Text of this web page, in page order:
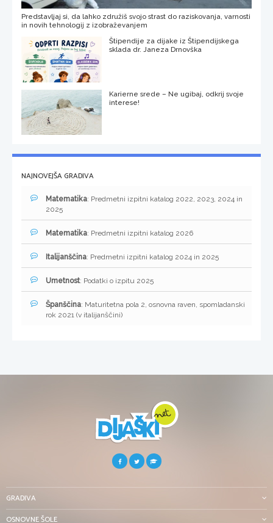
Predstavljaj si, da lahko združiš svojo strast do raziskovanja, varnosti
in novih tehnologij z izobraževanjem
Štipendije za dijake iz Štipendijskega
sklada dr. Janeza Drnovška
Karierne srede – Ne ugibaj, odkrij svoje
interese!
NAJNOVEJŠA GRADIVA
Matematika: Predmetni izpitni katalog 2022, 2023, 2024 in
2025
Matematika: Predmetni izpitni katalog 2026
Italijanščina: Predmetni izpitni katalog 2024 in 2025
Umetnost: Podatki o izpitu 2025
Španščina: Maturitetna pola 2, osnovna raven, spomladanski
rok 2021 (v italijanščini)
GRADIVA
OSNOVNE ŠOLE